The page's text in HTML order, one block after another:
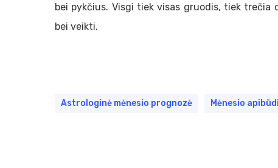
bei pykčius. Visgi tiek visas gruodis, tiek
bei veikti.
Astrologinė mėnesio prognozė Mėnesio